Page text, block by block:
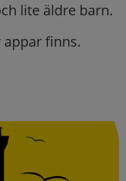
lite äldre barn.
finns.